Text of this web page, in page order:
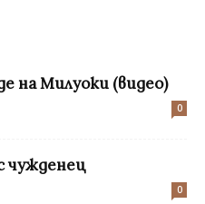
на Милуоки (видео)
0
чужденец
0